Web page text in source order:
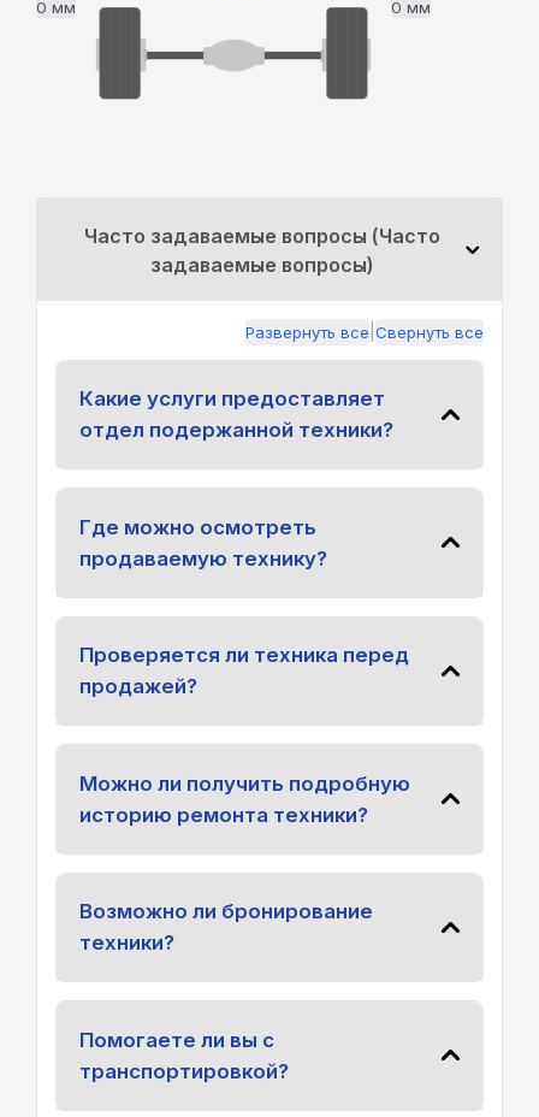
0 мм
0 мм
Часто задаваемые вопросы (Часто
задаваемые вопросы)
Развернуть все Свернуть все
Какие услуги предоставляет
отдел подержанной техники?
Где можно осмотреть
продаваемую технику?
Проверяется ли техника перед
продажей?
Можно ли получить подробную
историю ремонта техники?
Возможно ли бронирование
техники?
Помогаете ли вы с
транспортировкой?